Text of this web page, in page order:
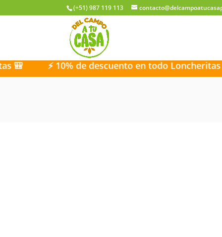
(+51) 987 119 113
⚡ 10% de descuento en todo Loncheritas 🎒